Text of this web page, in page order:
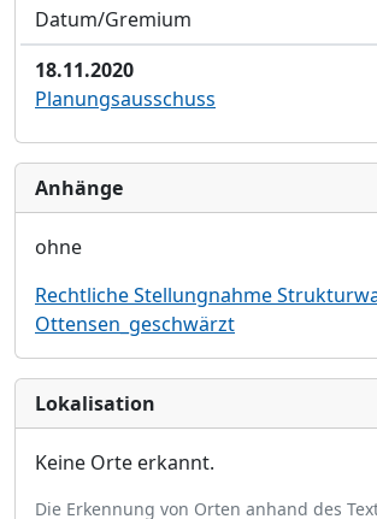
Datum/Gremium
18.11.2020
Planungsausschuss
Anhänge
ohne
Rechtliche Stellungnahme
Ottensen_geschwärzt
Lokalisation
Keine Orte erkannt.
Die Erkennung von Orten anhand des